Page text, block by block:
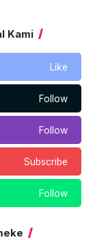
Kami
Like
Follow
Follow
Subscribe
Follow